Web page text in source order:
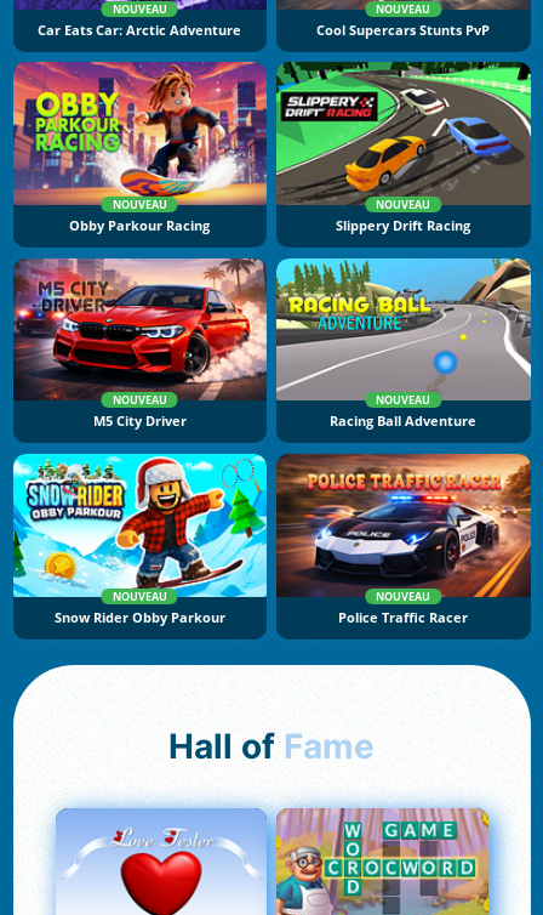
NOUVEAU
Car Eats Car: Arctic Adventure
NOUVEAU
Cool Supercars Stunts PvP
NOUVEAU
Obby Parkour Racing
NOUVEAU
Slippery Drift Racing
NOUVEAU
M5 City Driver
NOUVEAU
Racing Ball Adventure
NOUVEAU
Snow Rider Obby Parkour
NOUVEAU
Police Traffic Racer
Hall of Fame